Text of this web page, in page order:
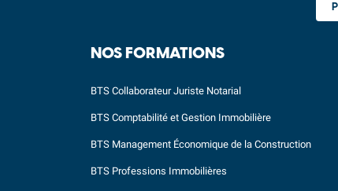
NOS FORMATIONS
BTS Collaborateur Juriste Notarial
BTS Comptabilité et Gestion Immobilière
BTS Management Économique de la Construction
BTS Professions Immobilières